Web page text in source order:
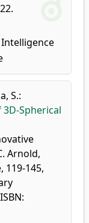
S.:
Spherical
Arnold,
119-145,